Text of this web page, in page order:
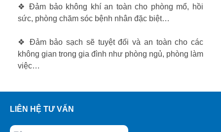
❖ Đảm bảo không khí an toàn cho phòng mổ, hồi
sức, phòng chăm sóc bệnh nhân đặc biệt…
❖ Đảm bảo sạch sẽ tuyệt đối và an toàn cho các
không gian trong gia đình như phòng ngủ, phòng làm
việc…
LIÊN HỆ TƯ VẤN